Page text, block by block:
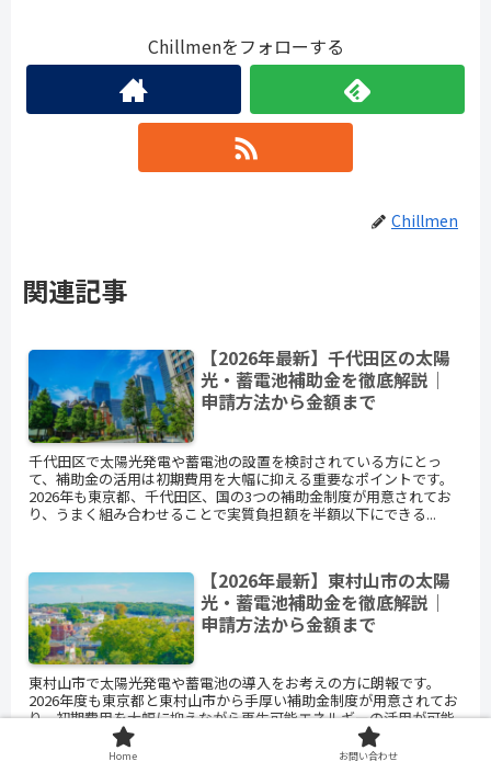
Chillmenをフォローする
Chillmen
関連記事
【2026年最新】千代田区の太陽
光・蓄電池補助金を徹底解説｜
申請方法から金額まで
千代田区で太陽光発電や蓄電池の設置を検討されている方にとっ
て、補助金の活用は初期費用を大幅に抑える重要なポイントです。
2026年も東京都、千代田区、国の3つの補助金制度が用意されてお
り、うまく組み合わせることで実質負担額を半額以下にできる...
【2026年最新】東村山市の太陽
光・蓄電池補助金を徹底解説｜
申請方法から金額まで
東村山市で太陽光発電や蓄電池の導入をお考えの方に朗報です。
2026年度も東京都と東村山市から手厚い補助金制度が用意されてお
り、初期費用を大幅に抑えながら再生可能エネルギーの活用が可能
になっています。本記事では、東村山市で利用できる太陽光・...
Home お問い合わせ